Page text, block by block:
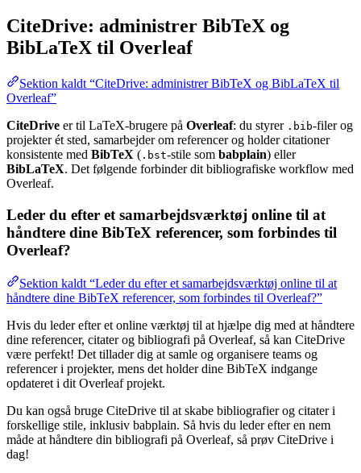
CiteDrive: administrer BibTeX og
BibLaTeX til Overleaf
Sektion kaldt “CiteDrive: administrer BibTeX og BibLaTeX til
Overleaf”
CiteDrive er til LaTeX-brugere på Overleaf: du styrer .bib-filer og
projekter ét sted, samarbejder om referencer og holder citationer
konsistente med BibTeX ( .bst-stile som babplain) eller
BibLaTeX. Det følgende forbinder dit bibliografiske workflow med
Overleaf.
Leder du efter et samarbejdsværktøj online til at
håndtere dine BibTeX referencer, som forbindes til
Overleaf?
Sektion kaldt “Leder du efter et samarbejdsværktøj online til at
håndtere dine BibTeX referencer, som forbindes til Overleaf?”
Hvis du leder efter et online værktøj til at hjælpe dig med at håndtere
dine referencer, citater og bibliografi på Overleaf, så kan CiteDrive
være perfekt! Det tillader dig at samle og organisere teams og
referencer i projekter, mens det holder dine BibTeX indgange
opdateret i dit Overleaf projekt.
Du kan også bruge CiteDrive til at skabe bibliografier og citater i
forskellige stile, inklusiv babplain. Så hvis du leder efter en nem
måde at håndtere din bibliografi på Overleaf, så prøv CiteDrive i
dag!